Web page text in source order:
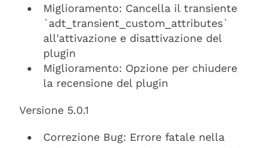
Miglioramento: Cancella il transiente
`adt_transient_custom_attributes`
all'attivazione e disattivazione del
plugin
Miglioramento: Opzione per chiudere
la recensione del plugin
Versione 5.0.1
Correzione Bug: Errore fatale nella